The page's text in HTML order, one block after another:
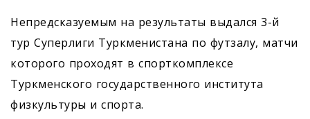
Непредсказуемым на результаты выдался 3-й
тур Суперлиги Туркменистана по футзалу, матчи
которого проходят в спорткомплексе
Туркменского государственного института
физкультуры и спорта.